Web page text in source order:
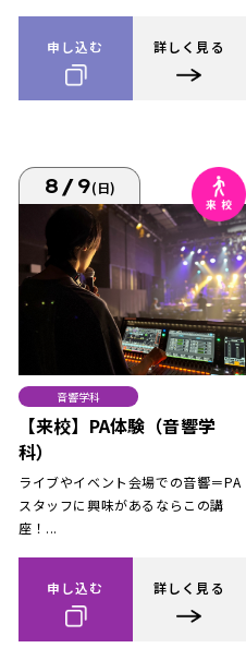
申し込む 詳しく見る
8/9(日)
音響学科
【来校】PA体験（音響学
科）
ライブやイベント会場での音響＝PA
スタッフに興味があるならこの講
座！...
申し込む 詳しく見る